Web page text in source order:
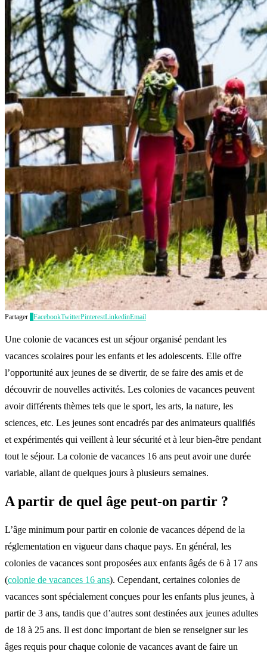
Partager FacebookTwitterPinterestLinkedinEmail
Une colonie de vacances est un séjour organisé pendant les
vacances scolaires pour les enfants et les adolescents. Elle offre
l’opportunité aux jeunes de se divertir, de se faire des amis et de
découvrir de nouvelles activités. Les colonies de vacances peuvent
avoir différents thèmes tels que le sport, les arts, la nature, les
sciences, etc. Les jeunes sont encadrés par des animateurs qualifiés
et expérimentés qui veillent à leur sécurité et à leur bien-être pendant
tout le séjour. La colonie de vacances 16 ans peut avoir une durée
variable, allant de quelques jours à plusieurs semaines.
A partir de quel âge peut-on partir ?
L’âge minimum pour partir en colonie de vacances dépend de la
réglementation en vigueur dans chaque pays. En général, les
colonies de vacances sont proposées aux enfants âgés de 6 à 17 ans
(colonie de vacances 16 ans). Cependant, certaines colonies de
vacances sont spécialement conçues pour les enfants plus jeunes, à
partir de 3 ans, tandis que d’autres sont destinées aux jeunes adultes
de 18 à 25 ans. Il est donc important de bien se renseigner sur les
âges requis pour chaque colonie de vacances avant de faire un